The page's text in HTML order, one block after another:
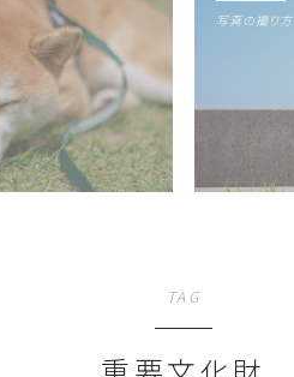
写真ギャラリー Gallery
プロフィール Profile
写真の撮り方
TAG